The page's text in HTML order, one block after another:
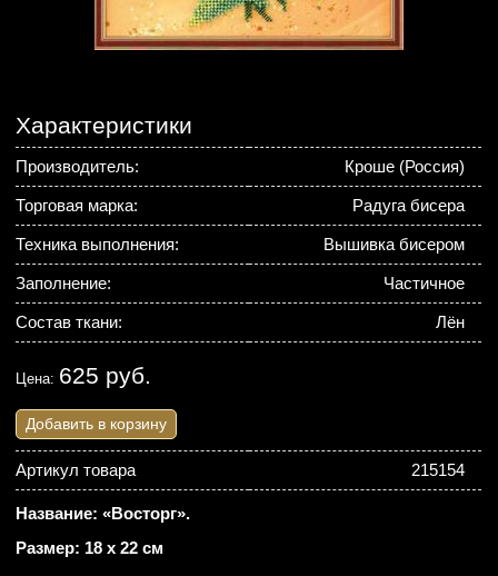
Характеристики
Производитель: Кроше (Россия)
Торговая марка: Радуга бисера
Техника выполнения: Вышивка бисером
Заполнение: Частичное
Состав ткани: Лён
Цена: 625 руб.
Добавить в корзину
Артикул товара 215154
Название: «Восторг».
Размер: 18 х 22 см